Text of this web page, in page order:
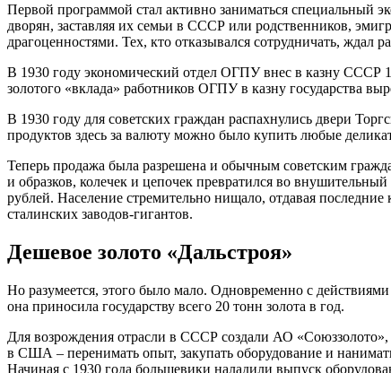
Первой программой стал активно заниматься специальный
дворян, заставляя их семьи в СССР или родственников,
драгоценностями. Тех, кто отказывался сотрудничать, ждал
В 1930 году экономический отдел ОГПУ внес в казну СССР
золотого «вклада» работников ОГПУ в казну государства
В 1930 году для советских граждан распахнулись двери
продуктов здесь за валюту можно было купить любые
Теперь продажа была разрешена и обычным советским
и образков, колечек и цепочек превратился во
рублей. Население стремительно нищало, отдавая
сталинских заводов-гигантов.
Дешевое золото «Дальстроя»
Но разумеется, этого было мало. Одновременно с
она приносила государству всего 20 тонн золота в год.
Для возрождения отрасли в СССР создали АО «Союззолото»,
в США – перенимать опыт, закупать оборудование и
Начиная с 1930 года большевики наладили выпуск